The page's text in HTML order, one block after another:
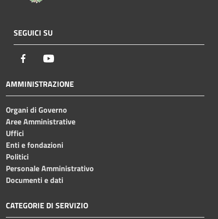
SEGUICI SU
Facebook
AMMINISTRAZIONE
Organi di Governo
Aree Amministrative
Uffici
Enti e fondazioni
Politici
Personale Amministrativo
Documenti e dati
CATEGORIE DI SERVIZIO